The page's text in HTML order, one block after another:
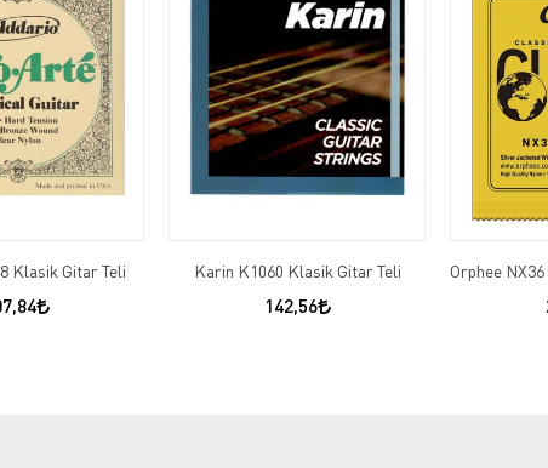
Klasik Gitar Teli Karin K1060 Klasik Gitar Teli
142,56
Orphee